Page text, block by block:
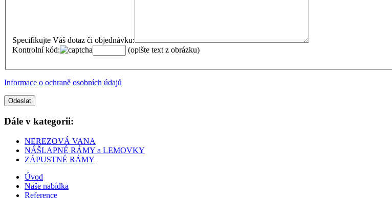
Specifikujte Váš dotaz či objednávku:
Kontrolní kód:
(opište text z obrázku)
Informace o ochraně osobních údajů
Dále v kategorii:
NEREZOVÁ VANA
NÁŠLAPNÉ RÁMY a LEMOVKY
ZÁPUSTNÉ RÁMY
Úvod
Naše nabídka
Reference